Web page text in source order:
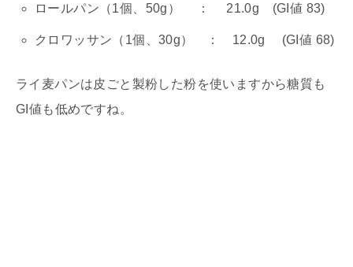
ロールパン（1個、50g） ： 21.0g (GI値 83)
クロワッサン（1個、30g） ： 12.0g (GI値 68)
ライ麦パンは皮ごと製粉した粉を使いますから糖質も
GI値も低めですね。